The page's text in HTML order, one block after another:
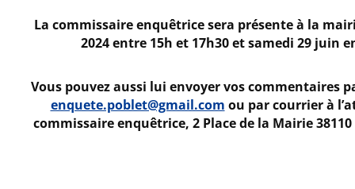
La commissaire enquêtrice sera présente à la
2024 entre 15h et 17h30 et samedi 29 juin
Vous pouvez aussi lui envoyer vos commentaires
enquete.poblet@gmail.com ou par courrier à
commissaire enquêtrice, 2 Place de la Mairie